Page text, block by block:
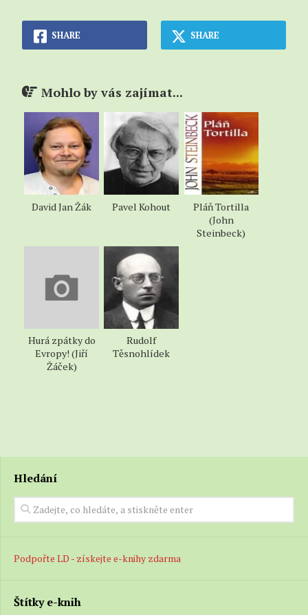
SHARE SHARE
Mohlo by vás zajímat...
David Jan Žák Pavel Kohout
Pláň Tortilla
(John
Steinbeck)
Hurá zpátky do
Evropy! (Jiří
Žáček)
Rudolf
Těsnohlídek
Hledání
Podpořte LD - získejte e-knihy zdarma
Štítky e-knih